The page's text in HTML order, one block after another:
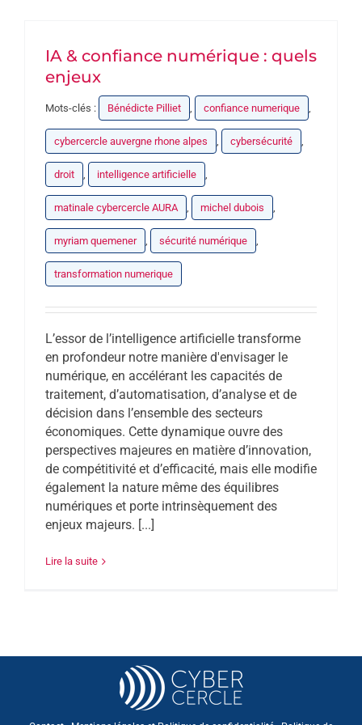
DEVENEZ PARTENAIRE
IA & confiance numérique : quels
enjeux
Mots-clés : Bénédicte Pilliet , confiance numerique ,
cybercercle auvergne rhone alpes , cybersécurité ,
droit , intelligence artificielle ,
matinale cybercercle AURA , michel dubois ,
myriam quemener , sécurité numérique ,
transformation numerique
L’essor de l’intelligence artificielle transforme
en profondeur notre manière d'envisager le
numérique, en accélérant les capacités de
traitement, d’automatisation, d’analyse et de
décision dans l’ensemble des secteurs
économiques. Cette dynamique ouvre des
perspectives majeures en matière d’innovation,
de compétitivité et d’efficacité, mais elle modifie
également la nature même des équilibres
numériques et porte intrinsèquement des
enjeux majeurs. [...]
Lire la suite